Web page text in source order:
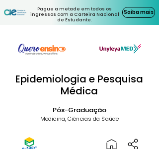
Pague a metade em todos os
ingressos com a Carteira Nacional
de Estudante.
Saiba mais
Epidemiologia e Pesquisa
Médica
Pós-Graduação
Medicina, Ciências da Saúde